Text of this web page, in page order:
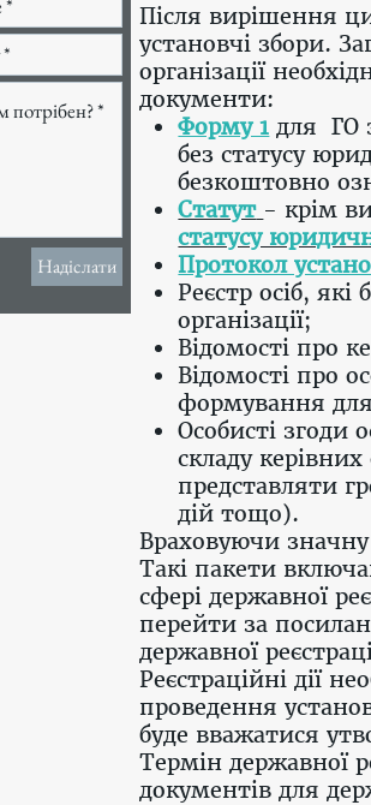
Надіслати
Після вирішення
установчі збори.
організації
документи:
Форму 1 для ГО
без статусу
безкоштовно
Статут - крім
статусу
Протокол
Реєстр осіб,
організації;
Відомості про
Відомості про
формування для
Особисті згоди
складу
представляти
дій тощо).
Враховуючи значну
Такі пакети
сфері державної
перейти за
державної
Реєстраційні дії
проведення
буде вважатися
Термін державної
документів для